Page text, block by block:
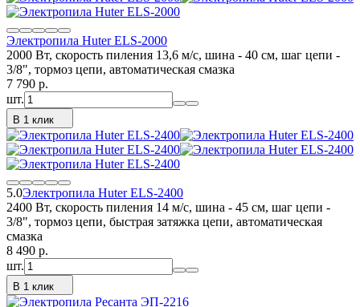
Электропила Huter ELS-2000
2000 Вт, скорость пиления 13,6 м/с, шина - 40 см, шаг цепи -
3/8", тормоз цепи, автоматическая смазка
7 790 p.
шт.
В 1 клик
5.0Электропила Huter ELS-2400
2400 Вт, скорость пиления 14 м/с, шина - 45 см, шаг цепи -
3/8", тормоз цепи, быстрая затяжка цепи, автоматическая
смазка
8 490 p.
шт.
В 1 клик